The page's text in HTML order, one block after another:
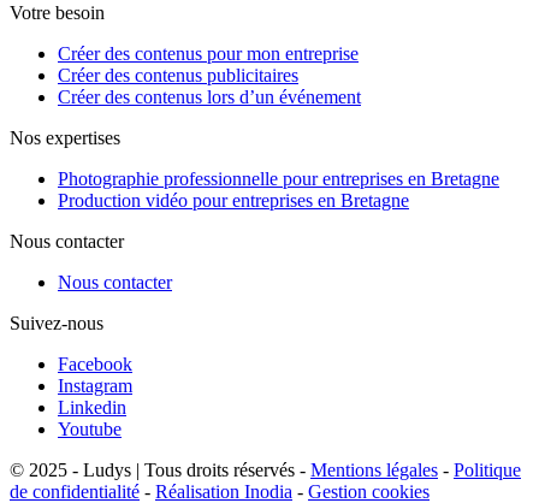
Votre besoin
Créer des contenus pour mon entreprise
Créer des contenus publicitaires
Créer des contenus lors d’un événement
Nos expertises
Photographie professionnelle pour entreprises en Bretagne
Production vidéo pour entreprises en Bretagne
Nous contacter
Nous contacter
Suivez-nous
Facebook
Instagram
Linkedin
Youtube
© 2025 - Ludys | Tous droits réservés - Mentions légales - Politique
de confidentialité - Réalisation Inodia - Gestion cookies